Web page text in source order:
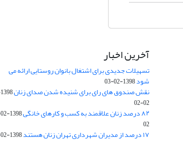
آخرین اخبار
تسهیلات جدیدی برای اشتغال بانوان روستایی ارائه می
شود1398-02-03
نقش صندوق های رای برای شنیده شدن صدای زنان
02-02
۸۲ درصد زنان علاقمند به کسب و کارهای خانگی
02
۱۷ درصد از مدیران شهرداری تهران زنان هستند